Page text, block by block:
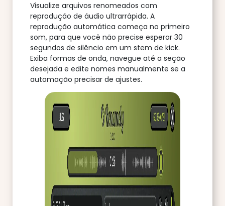
Visualize arquivos renomeados com
reprodução de áudio ultrarrápida. A
reprodução automática começa no primeiro
som, para que você não precise esperar 30
segundos de silêncio em um stem de kick.
Exiba formas de onda, navegue até a seção
desejada e edite nomes manualmente se a
automação precisar de ajustes.